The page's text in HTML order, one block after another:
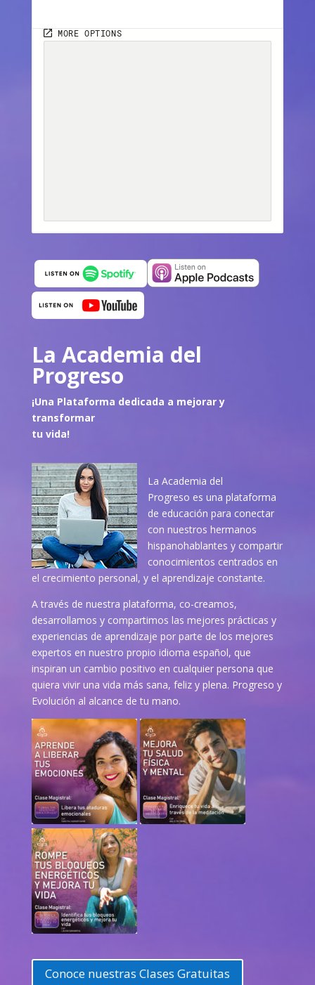
La Academia del
Progreso
¡Una Plataforma dedicada a mejorar y
transformar
tu vida!
La Academia del
Progreso es una plataforma
de educación para conectar
con nuestros hermanos
hispanohablantes y compartir
conocimientos centrados en
el crecimiento personal, y el aprendizaje constante.
A través de nuestra plataforma, co-creamos,
desarrollamos y compartimos las mejores prácticas y
experiencias de aprendizaje por parte de los mejores
expertos en nuestro propio idioma español, que
inspiran un cambio positivo en cualquier persona que
quiera vivir una vida más sana, feliz y plena. Progreso y
Evolución al alcance de tu mano.
Conoce nuestras Clases Gratuitas